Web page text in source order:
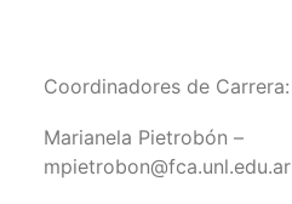
Coordinadores de Carrera:
Marianela Pietrobón –
mpietrobon@fca.unl.edu.ar